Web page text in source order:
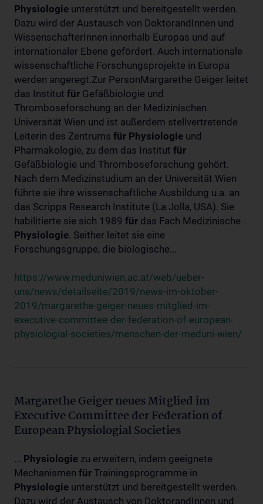
Physiologie unterstützt und bereitgestellt werden.
Dazu wird der Austausch von DoktorandInnen und
WissenschafterInnen innerhalb Europas und auf
internationaler Ebene gefördert. Auch internationale
wissenschaftliche Forschungsprojekte in Europa
werden angeregt.Zur PersonMargarethe Geiger leitet
das Institut für Gefäßbiologie und
Thromboseforschung an der Medizinischen
Universität Wien und ist außerdem stellvertretende
Leiterin des Zentrums für Physiologie und
Pharmakologie, zu dem das Institut für
Gefäßbiologie und Thromboseforschung gehört.
Nach dem Medizinstudium an der Universität Wien
führte sie ihre wissenschaftliche Ausbildung u.a. an
das Scripps Research Institute (La Jolla, USA). Sie
habilitierte sie sich 1989 für das Fach Medizinische
Physiologie. Seither leitet sie eine
Forschungsgruppe, die biologische...
https://www.meduniwien.ac.at/web/ueber-
uns/news/detailseite/2019/news-im-oktober-
2019/margarethe-geiger-neues-mitglied-im-
executive-committee-der-federation-of-european-
physiologial-societies/menschen-der-meduni-wien/
Margarethe Geiger neues Mitglied im
Executive Committee der Federation of
European Physiologial Societies
... Physiologie zu erweitern, indem geeignete
Mechanismen für Trainingsprogramme in
Physiologie unterstützt und bereitgestellt werden.
Dazu wird der Austausch von DoktorandInnen und